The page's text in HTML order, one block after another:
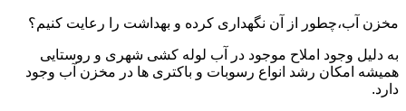
مخزن آب،چطور از آن نگهداری کرده و بهداشت را رعایت کنیم؟
به دلیل وجود املاح موجود در آب لوله کشی شهری و روستایی
همیشه امکان رشد انواع رسوبات و باکتری ها در مخزن آب وجود
دارد.